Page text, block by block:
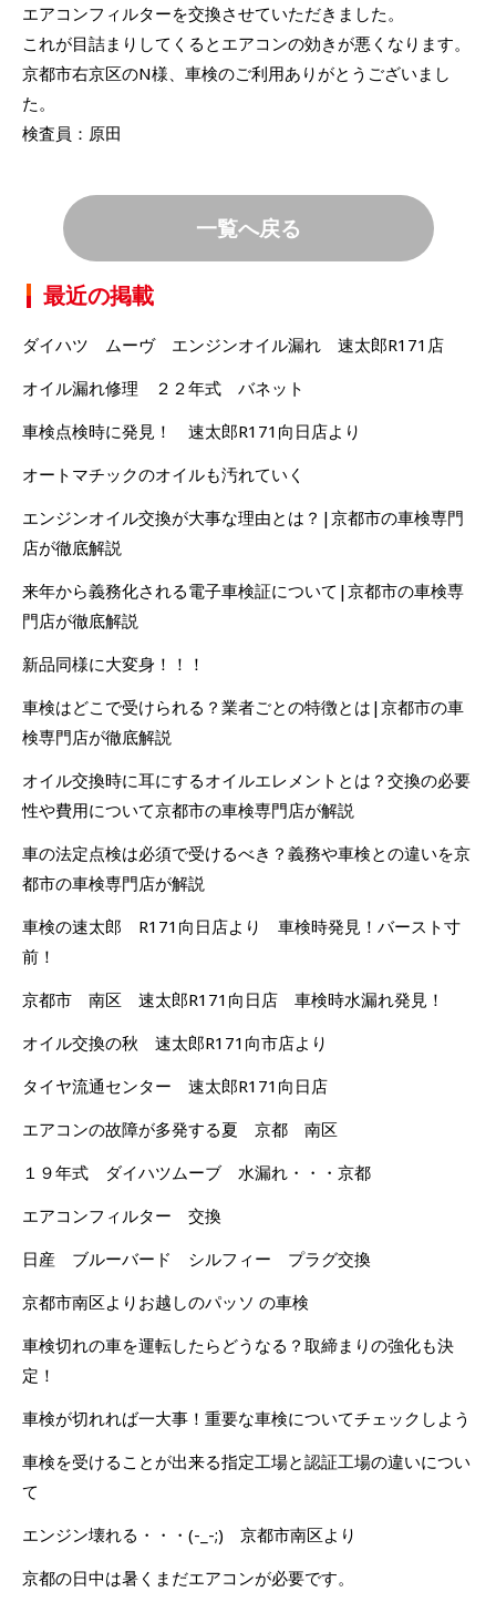
エアコンフィルターを交換させていただきました。
これが目詰まりしてくるとエアコンの効きが悪くなります。
京都市右京区のN様、車検のご利用ありがとうございまし
た。
検査員：原田
一覧へ戻る
最近の掲載
ダイハツ ムーヴ エンジンオイル漏れ 速太郎R171店
オイル漏れ修理 ２２年式 バネット
車検点検時に発見！ 速太郎R171向日店より
オートマチックのオイルも汚れていく
エンジンオイル交換が大事な理由とは？|京都市の車検専門
店が徹底解説
来年から義務化される電子車検証について|京都市の車検専
門店が徹底解説
新品同様に大変身！！！
車検はどこで受けられる？業者ごとの特徴とは|京都市の車
検専門店が徹底解説
オイル交換時に耳にするオイルエレメントとは？交換の必要
性や費用について京都市の車検専門店が解説
車の法定点検は必須で受けるべき？義務や車検との違いを京
都市の車検専門店が解説
車検の速太郎 R171向日店より 車検時発見！バースト寸
前！
京都市 南区 速太郎R171向日店 車検時水漏れ発見！
オイル交換の秋 速太郎R171向市店より
タイヤ流通センター 速太郎R171向日店
エアコンの故障が多発する夏 京都 南区
１９年式 ダイハツムーブ 水漏れ・・・京都
エアコンフィルター 交換
日産 ブルーバード シルフィー プラグ交換
京都市南区よりお越しのパッソ の車検
車検切れの車を運転したらどうなる？取締まりの強化も決
定！
車検が切れれば一大事！重要な車検についてチェックしよう
車検を受けることが出来る指定工場と認証工場の違いについ
て
エンジン壊れる・・・(-_-;) 京都市南区より
京都の日中は暑くまだエアコンが必要です。